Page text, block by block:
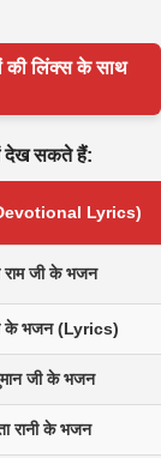
की लिंक्स के साथ
देख सकते हैं:
Lyrics)
राम जी के भजन
के भजन (Lyrics)
जी के भजन
रानी के भजन